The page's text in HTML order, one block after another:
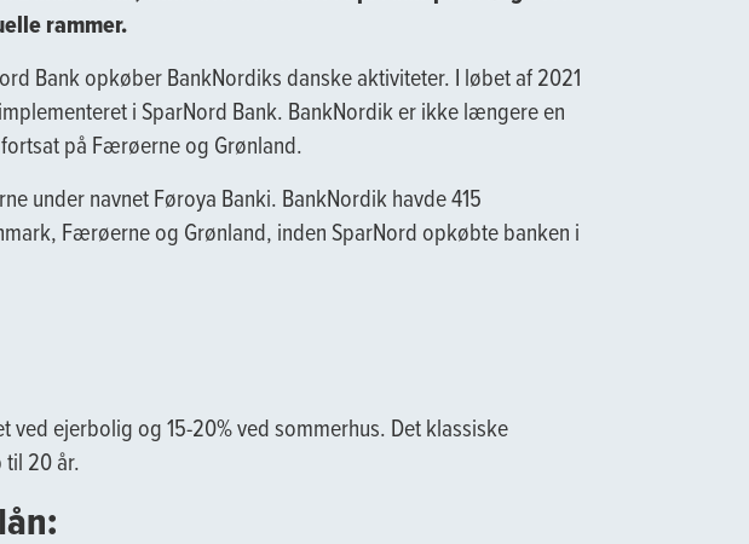
rammer.
Bank opkøber BankNordiks danske aktiviteter. I løbet af 2021
i SparNord Bank. BankNordik er ikke længere en
på Færøerne og Grønland.
under navnet Føroya Banki. BankNordik havde 415
Færøerne og Grønland, inden SparNord opkøbte banken i
ved ejerbolig og 15-20% ved sommerhus. Det klassiske
20 år.